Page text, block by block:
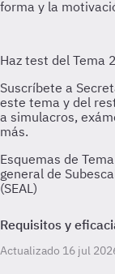
Esquemas de
general de
(SEAL)
Requisitos y
Actualizado 16 jul